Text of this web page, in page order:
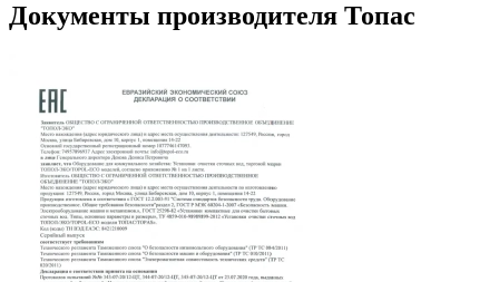
Документы производителя Топас